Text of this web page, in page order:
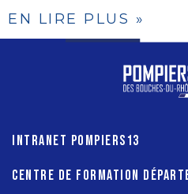
EN LIRE PLUS »
INTRANET POMPIERS13
CENTRE DE FORMATION